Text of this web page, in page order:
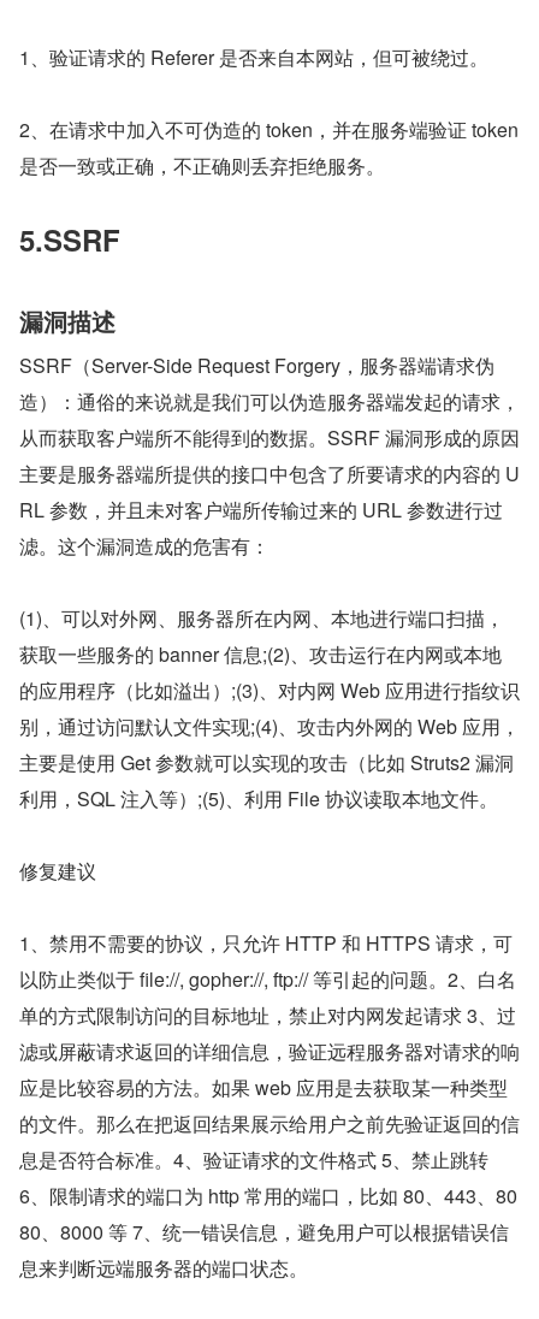
1、验证请求的 Referer 是否来自本网站，但可被绕过。
2、在请求中加入不可伪造的 token，并在服务端验证 token
是否一致或正确，不正确则丢弃拒绝服务。
5.SSRF
漏洞描述
SSRF（Server-Side Request Forgery，服务器端请求伪
造）：通俗的来说就是我们可以伪造服务器端发起的请求，
从而获取客户端所不能得到的数据。SSRF 漏洞形成的原因
主要是服务器端所提供的接口中包含了所要请求的内容的 U
RL 参数，并且未对客户端所传输过来的 URL 参数进行过
滤。这个漏洞造成的危害有：
(1)、可以对外网、服务器所在内网、本地进行端口扫描，
获取一些服务的 banner 信息;(2)、攻击运行在内网或本地
的应用程序（比如溢出）;(3)、对内网 Web 应用进行指纹识
别，通过访问默认文件实现;(4)、攻击内外网的 Web 应用，
主要是使用 Get 参数就可以实现的攻击（比如 Struts2 漏洞
利用，SQL 注入等）;(5)、利用 File 协议读取本地文件。
修复建议
1、禁用不需要的协议，只允许 HTTP 和 HTTPS 请求，可
以防止类似于 file://, gopher://, ftp:// 等引起的问题。2、白名
单的方式限制访问的目标地址，禁止对内网发起请求 3、过
滤或屏蔽请求返回的详细信息，验证远程服务器对请求的响
应是比较容易的方法。如果 web 应用是去获取某一种类型
的文件。那么在把返回结果展示给用户之前先验证返回的信
息是否符合标准。4、验证请求的文件格式 5、禁止跳转
6、限制请求的端口为 http 常用的端口，比如 80、443、80
80、8000 等 7、统一错误信息，避免用户可以根据错误信
息来判断远端服务器的端口状态。